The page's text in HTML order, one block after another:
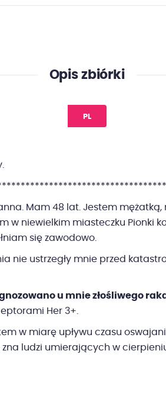
Opis zbiórki
PL
Mam 48 lat. Jestem
w niewielkim miasteczku Pionki
się zawodowo.
nie ustrzegły mnie przed
u mnie złośliwego
Her 3+.
w miarę upływu czasu
zna ludzi umierających w